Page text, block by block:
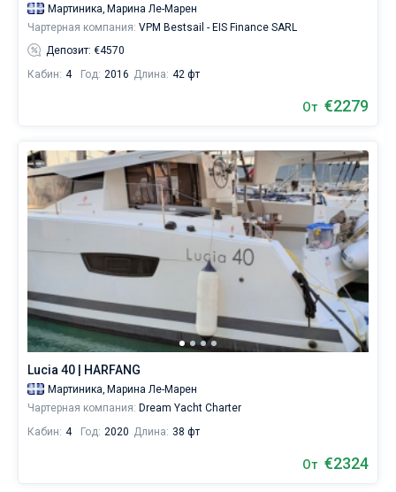
Мартиника, Марина Ле-Марен
Чартерная компания: VPM Bestsail - EIS Finance SARL
Депозит: €4570
Кабин: 4 Год: 2016 Длина: 42 фт
От €2279
Lucia 40 | HARFANG
Мартиника, Марина Ле-Марен
Чартерная компания: Dream Yacht Charter
Кабин: 4 Год: 2020 Длина: 38 фт
От €2324